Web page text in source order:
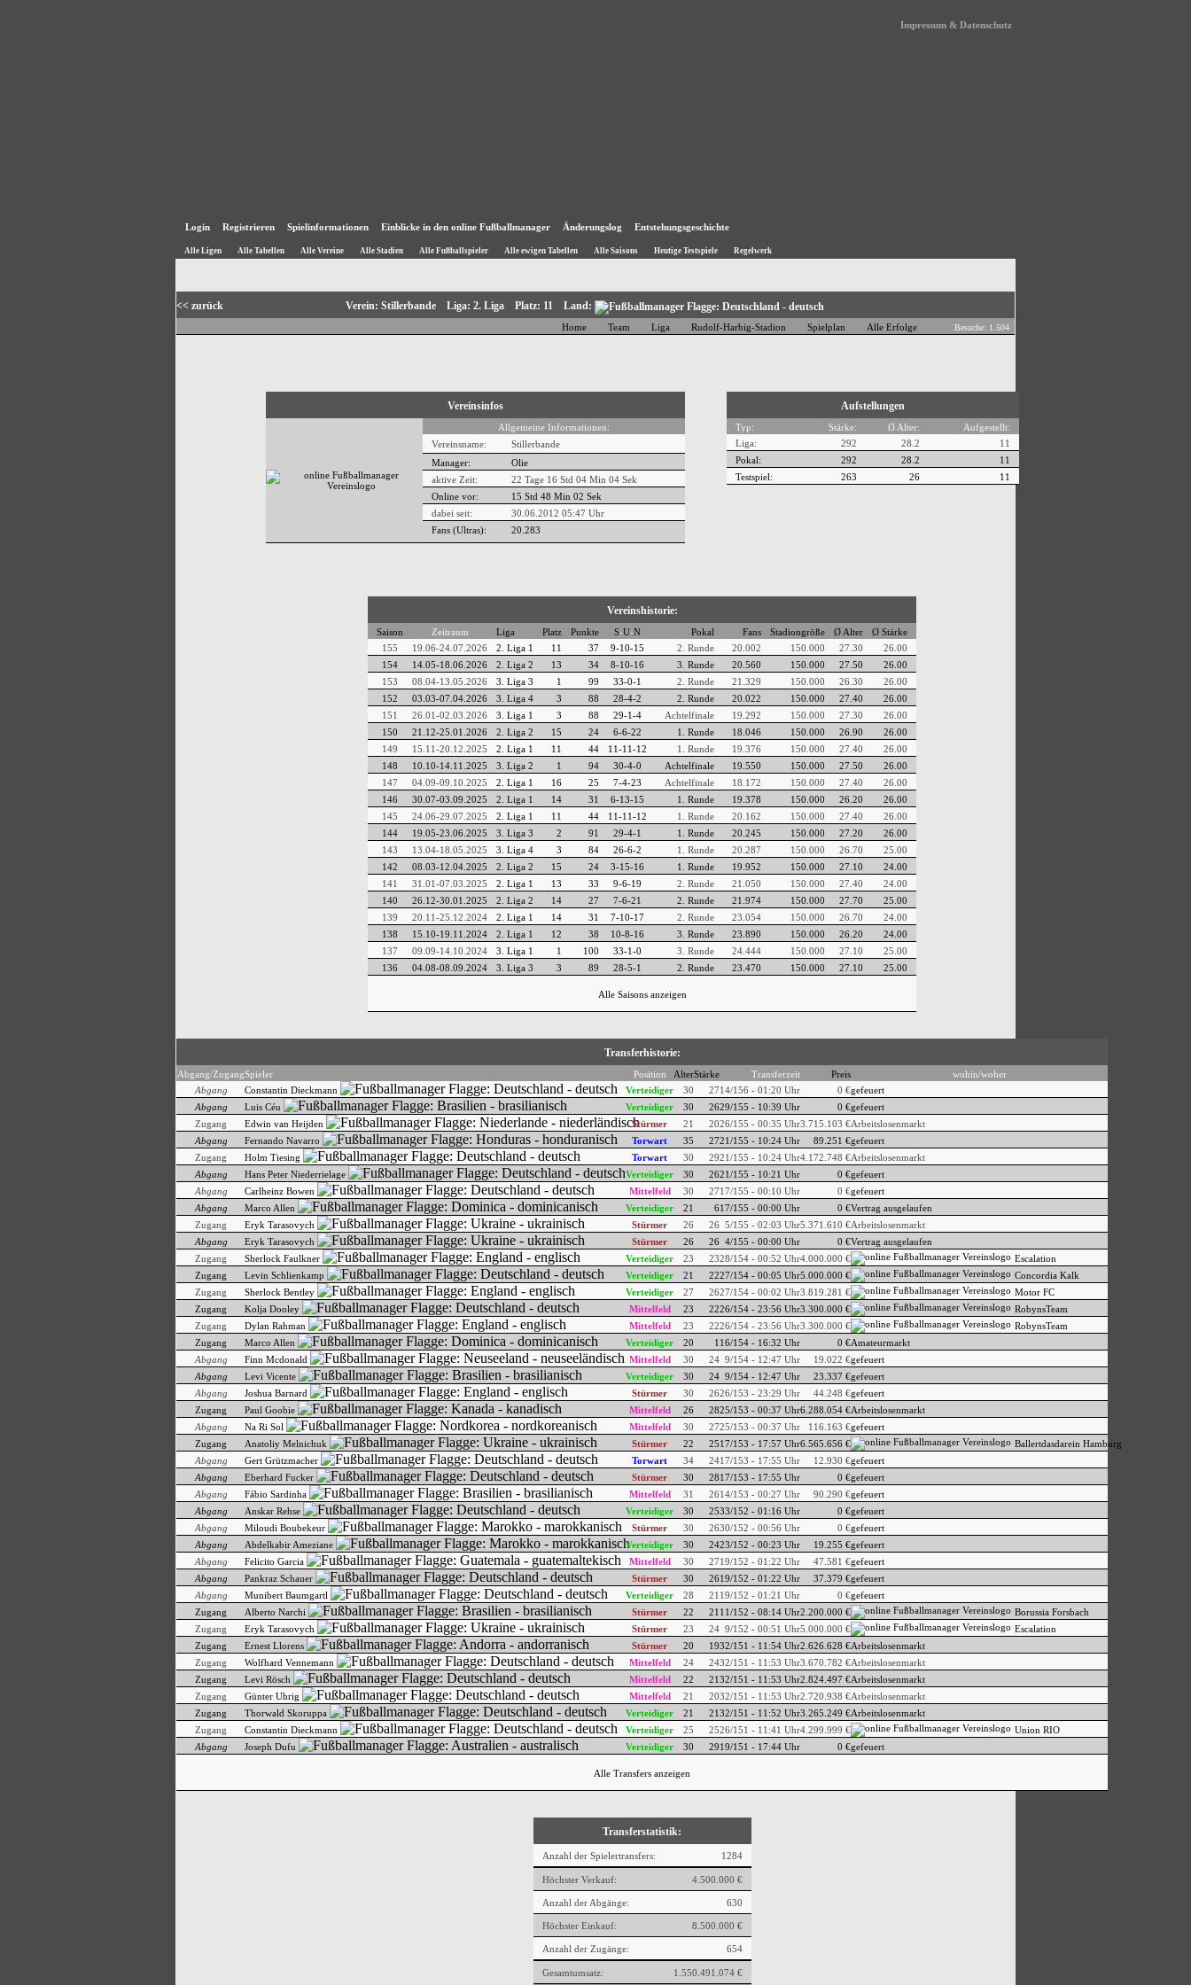
Impressum & Datenschutz
Login Registrieren Spielinformationen Einblicke in den online Fußballmanager Änderungslog Entstehungsgeschichte
Alle Ligen Alle Tabellen Alle Vereine Alle Stadien Alle Fußballspieler Alle ewigen Tabellen Alle Saisons Heutige Testspiele Regelwerk
<< zurück Verein: Stillerbande Liga: 2. Liga Platz: 11 Land:
Home Team Liga Rudolf-Harbig-Stadion Spielplan Alle Erfolge Besuche: 1.504
Vereinsinfos
Allgemeine Informationen:
Vereinsname:
Stillerbande
Manager:
Olie
aktive Zeit:
22 Tage 16 Std 04 Min 04 Sek
Online vor:
15 Std 48 Min 03 Sek
dabei seit:
30.06.2012 05:47 Uhr
Fans (Ultras):
20.283
Aufstellungen
Typ: Stärke: Ø Alter:
Aufgestellt:
Liga:
292 28.2
11
Pokal:
292 28.2
11
Testspiel:
263 26 11
Vereinshistorie:
Saison Zeitraum Liga Platz Punkte S-U-N Pokal Fans Stadiongröße Ø Alter
Ø Stärke
155
19.06-24.07.2026 2. Liga 1 11 37 9-10-15 2. Runde 20.002 150.000 27.30
26.00
154
14.05-18.06.2026 2. Liga 2 13 34 8-10-16 3. Runde 20.560 150.000 27.50
26.00
153
08.04-13.05.2026 3. Liga 3 1 99 33-0-1 2. Runde 21.329 150.000 26.30
26.00
152
03.03-07.04.2026 3. Liga 4 3 88 28-4-2 2. Runde 20.022 150.000 27.40
26.00
151
26.01-02.03.2026 3. Liga 1 3 88 29-1-4 Achtelfinale 19.292 150.000 27.30
26.00
150
21.12-25.01.2026 2. Liga 2 15 24 6-6-22 1. Runde 18.046 150.000 26.90
26.00
149
15.11-20.12.2025 2. Liga 1 11 44 11-11-12 1. Runde 19.376 150.000 27.40
26.00
148
10.10-14.11.2025 3. Liga 2 1 94 30-4-0 Achtelfinale 19.550 150.000 27.50
26.00
147
04.09-09.10.2025 2. Liga 1 16 25 7-4-23 Achtelfinale 18.172 150.000 27.40
26.00
146
30.07-03.09.2025 2. Liga 1 14 31 6-13-15 1. Runde 19.378 150.000 26.20
26.00
145
24.06-29.07.2025 2. Liga 1 11 44 11-11-12 1. Runde 20.162 150.000 27.40
26.00
144
19.05-23.06.2025 3. Liga 3 2 91 29-4-1 1. Runde 20.245 150.000 27.20
26.00
143
13.04-18.05.2025 3. Liga 4 3 84 26-6-2 1. Runde 20.287 150.000 26.70
25.00
142
08.03-12.04.2025 2. Liga 2 15 24 3-15-16 1. Runde 19.952 150.000 27.10
24.00
141
31.01-07.03.2025 2. Liga 1 13 33 9-6-19 2. Runde 21.050 150.000 27.40
24.00
140
26.12-30.01.2025 2. Liga 2 14 27 7-6-21 2. Runde 21.974 150.000 27.70
25.00
139
20.11-25.12.2024 2. Liga 1 14 31 7-10-17 2. Runde 23.054 150.000 26.70
24.00
138
15.10-19.11.2024 2. Liga 1 12 38 10-8-16 3. Runde 23.890 150.000 26.20
24.00
137
09.09-14.10.2024 3. Liga 1 1 100 33-1-0 3. Runde 24.444 150.000 27.10
25.00
136
04.08-08.09.2024 3. Liga 3 3 89 28-5-1 2. Runde 23.470 150.000 27.10 25.00
Alle Saisons anzeigen
Transferhistorie:
Abgang/ZugangSpieler Position AlterStärke Transferzeit Preis
wohin/woher
Abgang
Constantin Dieckmann Verteidiger 30 2714/156 - 01:20 Uhr 0 €gefeuert
Abgang
Luis Céu Verteidiger 30 2629/155 - 10:39 Uhr 0 €gefeuert
Zugang
Edwin van Heijden Stürmer 21 2026/155 - 00:35 Uhr3.715.103 €Arbeitslosenmarkt
Abgang
Fernando Navarro Torwart 35 2721/155 - 10:24 Uhr 89.251 €gefeuert
Zugang
Holm Tiesing Torwart 30 2921/155 - 10:24 Uhr4.172.748 €Arbeitslosenmarkt
Abgang
Hans Peter Niederrielage Verteidiger 30 2621/155 - 10:21 Uhr 0 €gefeuert
Abgang
Carlheinz Bowen Mittelfeld 30 2717/155 - 00:10 Uhr 0 €gefeuert
Abgang
Marco Allen Verteidiger 21 617/155 - 00:00 Uhr 0 €Vertrag ausgelaufen
Zugang
Eryk Tarasovych Stürmer 26 26 5/155 - 02:03 Uhr5.371.610 €Arbeitslosenmarkt
Abgang
Eryk Tarasovych Stürmer 26 26 4/155 - 00:00 Uhr 0 €Vertrag ausgelaufen
Zugang
Sherlock Faulkner Verteidiger 23 2328/154 - 00:52 Uhr4.000.000 €
Escalation
Zugang
Levin Schlienkamp Verteidiger 21 2227/154 - 00:05 Uhr5.000.000 €
Concordia Kalk
Zugang
Sherlock Bentley Verteidiger 27 2627/154 - 00:02 Uhr3.819.281 €
Motor FC
Zugang
Kolja Dooley Mittelfeld 23 2226/154 - 23:56 Uhr3.300.000 €
RobynsTeam
Zugang
Dylan Rahman Mittelfeld 23 2226/154 - 23:56 Uhr3.300.000 €
RobynsTeam
Zugang
Marco Allen Verteidiger 20 1 16/154 - 16:32 Uhr 0 €Amateurmarkt
Abgang
Finn Mcdonald Mittelfeld 30 24 9/154 - 12:47 Uhr 19.022 €gefeuert
Abgang
Levi Vicente Verteidiger 30 24 9/154 - 12:47 Uhr 23.337 €gefeuert
Abgang
Joshua Barnard Stürmer 30 2626/153 - 23:29 Uhr 44.248 €gefeuert
Zugang
Paul Goobie Mittelfeld 26 2825/153 - 00:37 Uhr6.288.054 €Arbeitslosenmarkt
Abgang
Na Ri Sol Mittelfeld 30 2725/153 - 00:37 Uhr 116.163 €gefeuert
Zugang
Anatoliy Melnichuk Stürmer 22 2517/153 - 17:57 Uhr6.565.656 €
Ballertdasdarein Hamburg
Abgang
Gert Grützmacher Torwart 34 2417/153 - 17:55 Uhr 12.930 €gefeuert
Abgang
Eberhard Fucker Stürmer 30 2817/153 - 17:55 Uhr 0 €gefeuert
Abgang
Fábio Sardinha Mittelfeld 31 2614/153 - 00:27 Uhr 90.290 €gefeuert
Abgang
Anskar Rehse Verteidiger 30 2533/152 - 01:16 Uhr 0 €gefeuert
Abgang
Miloudi Boubekeur Stürmer 30 2630/152 - 00:56 Uhr 0 €gefeuert
Abgang
Abdelkabir Ameziane Verteidiger 30 2423/152 - 00:23 Uhr 19.255 €gefeuert
Abgang
Felicito Garcia Mittelfeld 30 2719/152 - 01:22 Uhr 47.581 €gefeuert
Abgang
Pankraz Schauer Stürmer 30 2619/152 - 01:22 Uhr 37.379 €gefeuert
Abgang
Munibert Baumgartl Verteidiger 28 21 19/152 - 01:21 Uhr 0 €gefeuert
Zugang
Alberto Narchi Stürmer 22 21 11/152 - 08:14 Uhr2.200.000 €
Borussia Forsbach
Zugang
Eryk Tarasovych Stürmer 23 24 9/152 - 00:51 Uhr5.000.000 €
Escalation
Zugang
Ernest Llorens Stürmer 20 1932/151 - 11:54 Uhr2.626.628 €Arbeitslosenmarkt
Zugang
Wolfhard Vennemann Mittelfeld 24 2432/151 - 11:53 Uhr3.670.782 €Arbeitslosenmarkt
Zugang
Levi Rösch Mittelfeld 22 2132/151 - 11:53 Uhr2.824.497 €Arbeitslosenmarkt
Zugang
Günter Uhrig Mittelfeld 21 2032/151 - 11:53 Uhr2.720.938 €Arbeitslosenmarkt
Zugang
Thorwald Skoruppa Verteidiger 21 2132/151 - 11:52 Uhr3.265.249 €Arbeitslosenmarkt
Zugang
Constantin Dieckmann Verteidiger 25 2526/151 - 11:41 Uhr4.299.999 €
Union RIO
Abgang
Joseph Dufu Verteidiger 30 2919/151 - 17:44 Uhr 0 €gefeuert
Alle Transfers anzeigen
Transferstatistik:
Anzahl der Spielertransfers: 1284
Höchster Verkauf: 4.500.000 €
Anzahl der Abgänge: 630
Höchster Einkauf: 8.500.000 €
Anzahl der Zugänge: 654
Gesamtumsatz: 1.550.491.074 €